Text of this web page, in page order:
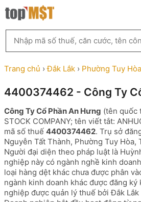
Chuyển
đến
kiếm
MST
theo
tên
ty,
người
đại
diện
hoặc
mã
số
thuế
...
Trang chủ ›Đắk Lắk › Phường Tuy Hòa
4400374462 - Công Ty
Công Ty Cổ Phần An Hưng (tên quốc
STOCK COMPANY; tên viết tắt:
mã số thuế 4400374462. Trụ sở
Nguyễn Tất Thành, Phường Tuy Hòa,
Người đại diện theo pháp luật là
nghiệp này có ngành nghề kinh
loại hàng dệt khác chưa được phân
ngành kinh doanh khác được đăng ký
nghiệp được quản lý thuế bởi Đắk